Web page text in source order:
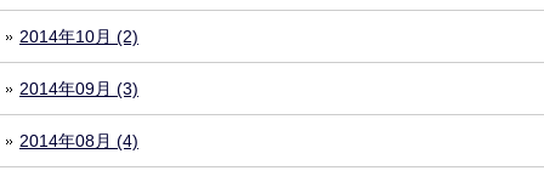
2014年10月 (2)
2014年09月 (3)
2014年08月 (4)